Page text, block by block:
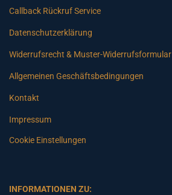
Callback Rückruf Service
Datenschutzerklärung
Widerrufsrecht & Muster-Widerrufsformular
Allgemeinen Geschäftsbedingungen
Kontakt
Impressum
Cookie Einstellungen
INFORMATIONEN ZU: